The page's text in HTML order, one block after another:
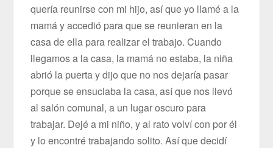
quería reunirse con mi hijo, así que yo llamé a la
mamá y accedió para que se reunieran en la
casa de ella para realizar el trabajo. Cuando
llegamos a la casa, la mamá no estaba, la niña
abrió la puerta y dijo que no nos dejaría pasar
porque se ensuciaba la casa, así que nos llevó
al salón comunal, a un lugar oscuro para
trabajar. Dejé a mi niño, y al rato volví con por él
y lo encontré trabajando solito. Así que decidí